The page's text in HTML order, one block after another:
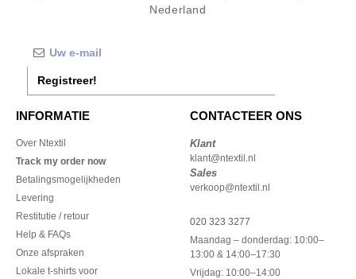
Nederland
Registreer!
INFORMATIE
Over Ntextil
Track my order now
Betalingsmogelijkheden
Levering
Restitutie / retour
Help & FAQs
Onze afspraken
Lokale t-shirts voor
CONTACTEER ONS
Klant
klant@ntextil.nl
Sales
verkoop@ntextil.nl
020 323 3277
Maandag – donderdag: 10:00–
13:00 & 14:00–17:30
Vrijdag: 10:00–14:00